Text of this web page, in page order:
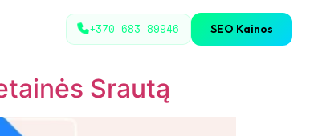
+370 683 89946 SEO Kainos
Srautą